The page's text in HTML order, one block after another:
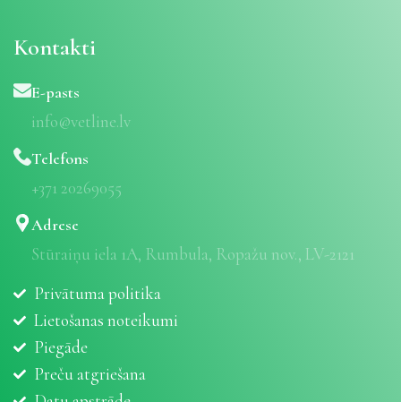
Kontakti
E-pasts
info@vetline.lv
Telefons
+371 20269055
Adrese
Stūraiņu iela 1A, Rumbula, Ropažu nov., LV-2121
Privātuma politika
Lietošanas noteikumi
Piegāde
Preču atgriešana